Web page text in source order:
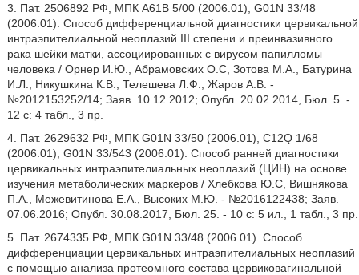
3. Пат. 2506892 РФ, МПК А61В 5/00 (2006.01), G01N 33/48
(2006.01). Способ дифференциальной диагностики цервикальной
интраэпителиальной неоплазий III степени и преинвазивного
рака шейки матки, ассоциированных с вирусом папилломы
человека / Орнер И.Ю., Абрамовских О.С, Зотова М.А., Батурина
И.Л., Никушкина К.В., Телешева Л.Ф., Жаров А.В. -
№2012153252/14; Заяв. 10.12.2012; Опубл. 20.02.2014, Бюл. 5. -
12 с: 4 табл., 3 пр.
4. Пат. 2629632 РФ, МПК G01N 33/50 (2006.01), C12Q 1/68
(2006.01), G01N 33/543 (2006.01). Способ ранней диагностики
цервикальных интраэпителиальных неоплазий (ЦИН) на основе
изучения метаболических маркеров / Хлебкова Ю.С, Вишнякова
П.А., Межевитинова Е.А., Высоких М.Ю. - №2016122438; Заяв.
07.06.2016; Опубл. 30.08.2017, Бюл. 25. - 10 с: 5 ил., 1 табл., 3 пр.
5. Пат. 2674335 РФ, МПК G01N 33/48 (2006.01). Способ
дифференциации цервикальных интраэпителиальных неоплазий
с помощью анализа протеомного состава цервиковагинальной